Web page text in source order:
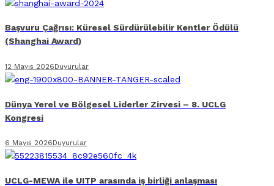
Başvuru Çağrısı: Küresel Sürdürülebilir Kentler Ödülü
(Shanghai Award)
12 Mayıs 2026Duyurular
Dünya Yerel ve Bölgesel Liderler Zirvesi – 8. UCLG
Kongresi
6 Mayıs 2026Duyurular
UCLG-MEWA ile UITP arasında iş birliği anlaşması